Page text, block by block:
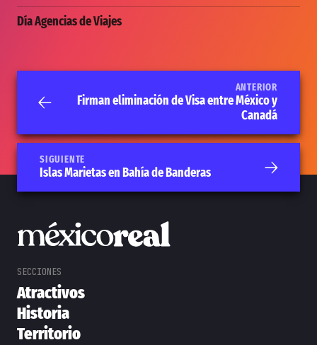
Día Agencias de Viajes
ANTERIOR
Firman eliminación de Visa entre México y
Canadá
SIGUIENTE
Islas Marietas en Bahía de Banderas
Atractivos
Historia
Territorio